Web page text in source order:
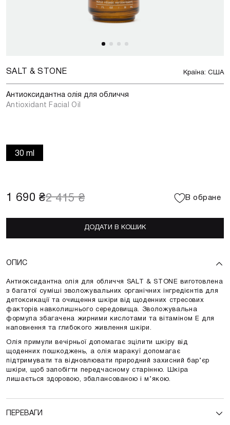
SALT & STONE Країна: США
Антиоксидантна олія для обличчя
Antioxidant Facial Oil
30 ml
2 415 ₴
1 690 ₴ В обране
ДОДАТИ В КОШИК
ОПИС
Антиоксидантна олія для обличчя SALT & STONE виготовлена
з багатої суміші зволожувальних органічних інгредієнтів для
детоксикації та очищення шкіри від щоденних стресових
факторів навколишнього середовища. Зволожувальна
формула збагачена жирними кислотами та вітаміном Е для
наповнення та глибокого живлення шкіри.
Олія примули вечірньої допомагає зцілити шкіру від
щоденних пошкоджень, а олія маракуї допомагає
підтримувати та відновлювати природний захисний бар’єр
шкіри, щоб запобігти передчасному старінню. Шкіра
лишається здоровою, збалансованою і м’якою.
ПЕРЕВАГИ